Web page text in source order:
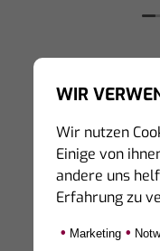
Hinweis zur
Die hier
von Personen,
Portalen von
Eine Prüfung
sicher gestellt
WIR
Wir nutzen
Einige von
andere uns
Erfahrung zu
• Marketing •